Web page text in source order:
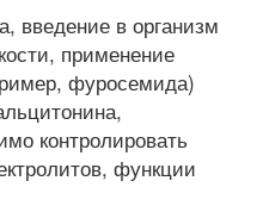
введение в организм
применение
фуросемида)
контролировать
функции